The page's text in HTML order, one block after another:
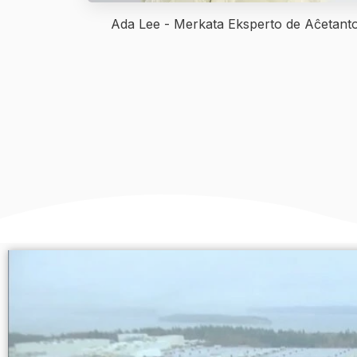
Ada Lee - Merkata Eksperto de